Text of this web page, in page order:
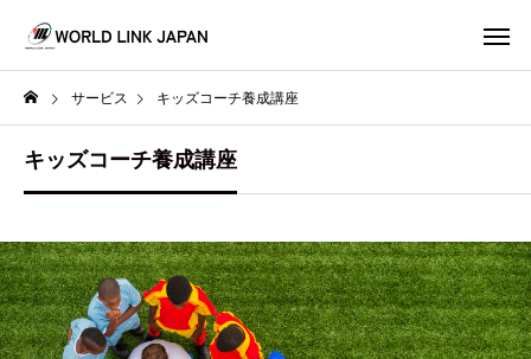
サービス キッズコーチ養成講座
キッズコーチ養成講座